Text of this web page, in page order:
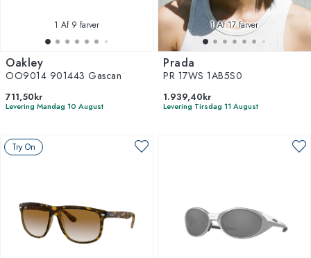
1 Af 9 farver
Oakley
OO9014 901443 Gascan
711,50kr
Levering Mandag 10 August
1Af 17 farver
Prada
PR 17WS 1AB5S0
1.939,40kr
Levering Tirsdag 11 August
Try On